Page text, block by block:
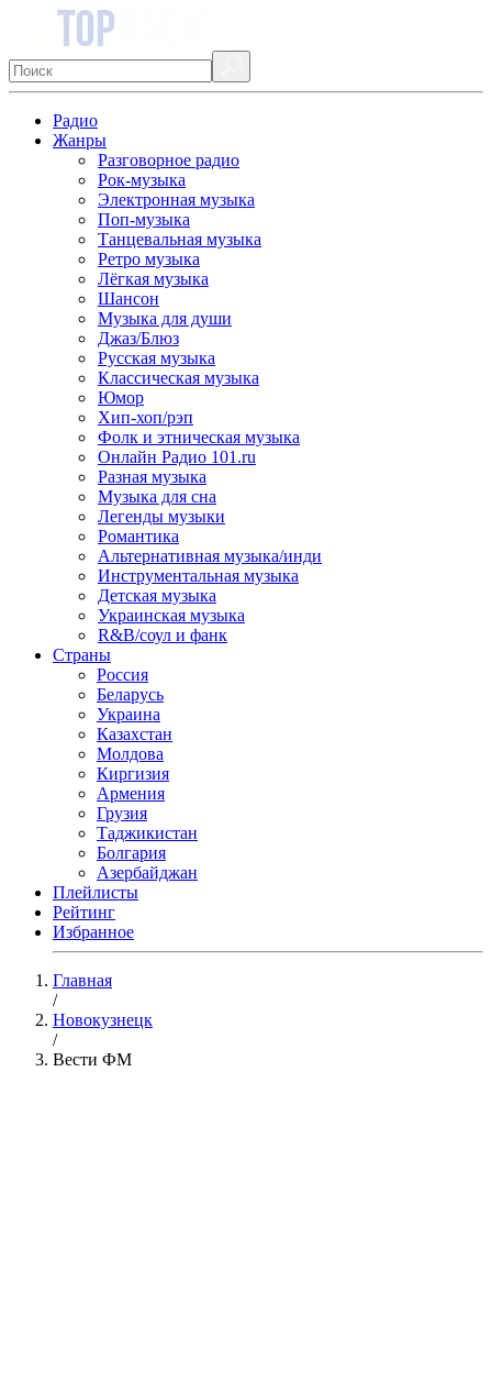
Радио
Жанры
Разговорное радио
Рок-музыка
Электронная музыка
Поп-музыка
Танцевальная музыка
Ретро музыка
Лёгкая музыка
Шансон
Музыка для души
Джаз/Блюз
Русская музыка
Классическая музыка
Юмор
Хип-хоп/рэп
Фолк и этническая музыка
Онлайн Радио 101.ru
Разная музыка
Музыка для сна
Легенды музыки
Романтика
Альтернативная музыка/инди
Инструментальная музыка
Детская музыка
Украинская музыка
R&B/cоул и фанк
Страны
Россия
Беларусь
Украина
Казахстан
Молдова
Киргизия
Армения
Грузия
Таджикистан
Болгария
Азербайджан
Плейлисты
Рейтинг
Избранное
Главная
/
Новокузнецк
/
Вести ФМ